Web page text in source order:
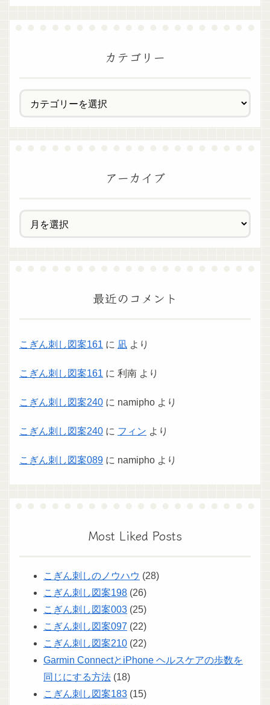
カテゴリー
アーカイブ
最近のコメント
こぎん刺し図案161 に 凪 より
こぎん刺し図案161 に 利南 より
こぎん刺し図案240 に namipho より
こぎん刺し図案240 に フィン より
こぎん刺し図案089 に namipho より
Most Liked Posts
こぎん刺しのノウハウ (28)
こぎん刺し図案198 (26)
こぎん刺し図案003 (25)
こぎん刺し図案097 (22)
こぎん刺し図案210 (22)
Garmin ConnectとiPhone ヘルスケアの歩数を
同じにする方法 (18)
こぎん刺し図案183 (15)